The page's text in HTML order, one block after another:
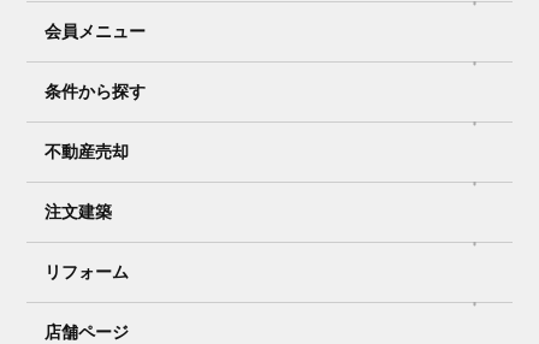
会員メニュー
条件から探す
不動産売却
注文建築
リフォーム
店舗ページ